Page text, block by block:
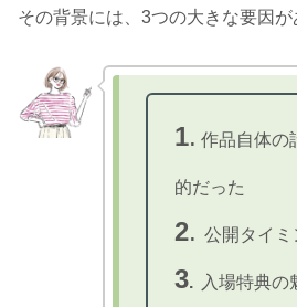
その背景には、3つの大きな要因が
1. 作品自体の
的だった
2. 公開タイミ
3. 入場特典の